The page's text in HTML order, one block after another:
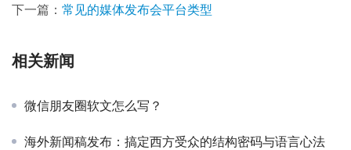
下一篇： 常见的媒体发布会平台类型
相关新闻
微信朋友圈软文怎么写？
海外新闻稿发布：搞定西方受众的结构密码与语言心法